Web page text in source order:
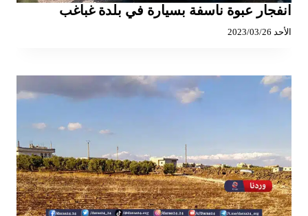
انفجار عبوة ناسفة بسيارة في بلدة غباغب
الأحد 2023/03/26